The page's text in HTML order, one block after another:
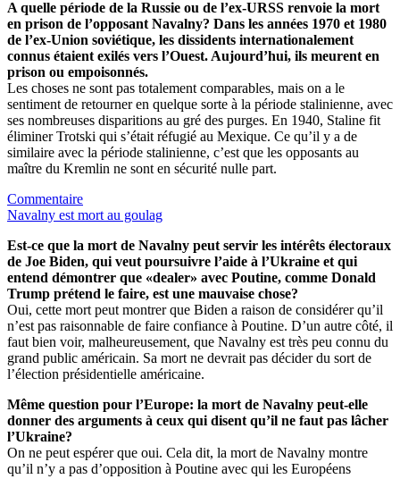
A quelle période de la Russie ou de l’ex-URSS renvoie la mort
en prison de l’opposant Navalny? Dans les années 1970 et 1980
de l’ex-Union soviétique, les dissidents internationalement
connus étaient exilés vers l’Ouest. Aujourd’hui, ils meurent en
prison ou empoisonnés.
Les choses ne sont pas totalement comparables, mais on a le
sentiment de retourner en quelque sorte à la période stalinienne, avec
ses nombreuses disparitions au gré des purges. En 1940, Staline fit
éliminer Trotski qui s’était réfugié au Mexique. Ce qu’il y a de
similaire avec la période stalinienne, c’est que les opposants au
maître du Kremlin ne sont en sécurité nulle part.
Commentaire
Navalny est mort au goulag
Est-ce que la mort de Navalny peut servir les intérêts électoraux
de Joe Biden, qui veut poursuivre l’aide à l’Ukraine et qui
entend démontrer que «dealer» avec Poutine, comme Donald
Trump prétend le faire, est une mauvaise chose?
Oui, cette mort peut montrer que Biden a raison de considérer qu’il
n’est pas raisonnable de faire confiance à Poutine. D’un autre côté, il
faut bien voir, malheureusement, que Navalny est très peu connu du
grand public américain. Sa mort ne devrait pas décider du sort de
l’élection présidentielle américaine.
Même question pour l’Europe: la mort de Navalny peut-elle
donner des arguments à ceux qui disent qu’il ne faut pas lâcher
l’Ukraine?
On ne peut espérer que oui. Cela dit, la mort de Navalny montre
qu’il n’y a pas d’opposition à Poutine avec qui les Européens